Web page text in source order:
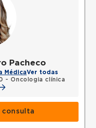
Pacheco
MédicaVer todas
- Oncologia clínica
consulta